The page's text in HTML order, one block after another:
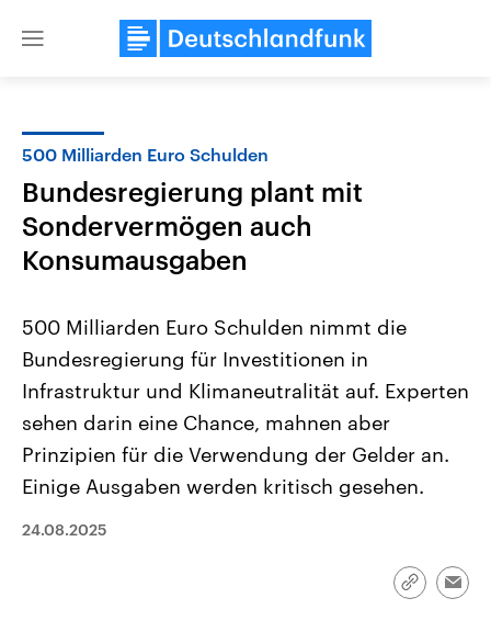
Close
Landtagswahl Sachsen-Anhalt
2026
Alle Informationen
Sachsen-Anhalt wählt am 6.
September 2026 einen neuen
Landtag. Seit 2021 wird das
Bundesland von einer Koalition aus
Umfragen, Prognosen,
Wahlprogramme, aktuelle Berichte
USA
Aktuelle Beiträge,
Hintergründe
Wirtschaftlich und
gehören die Vereinigten
den mächtigsten Ländern
mit großem Einfluss auf
500 Milliarden Euro Schulden
Bundesregierung plant mit
Sondervermögen auch
Konsumausgaben
500 Milliarden Euro Schulden nimmt die
Bundesregierung für Investitionen in
Infrastruktur und Klimaneutralität auf. Experten
sehen darin eine Chance, mahnen aber
Prinzipien für die Verwendung der Gelder an.
Einige Ausgaben werden kritisch gesehen.
24.08.2025
Link